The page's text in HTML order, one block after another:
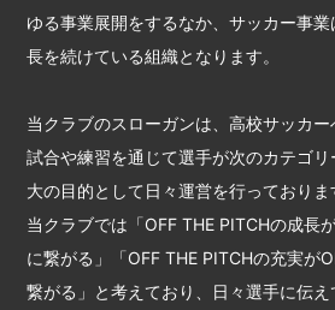
ゆる事業展開をするなか、サッカー事
長を続けている組織となります。
当クラブのスローガンは、高校サッカー
試合や練習を通じて選手が次のカテゴ
大の目的として日々運営を行っておりま
当クラブでは「OFF THE PITCHの成長
に繋がる」「OFF THE PITCHの充実が
繋がる」と考えており、日々選手に伝え